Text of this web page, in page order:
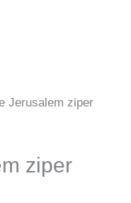
Jerusalem ziper
ziper